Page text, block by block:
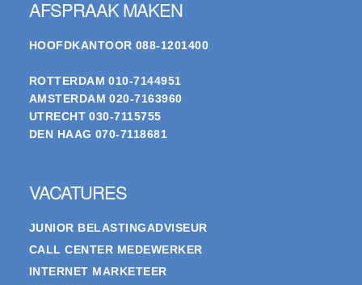
AFSPRAAK MAKEN
HOOFDKANTOOR 088-1201400
ROTTERDAM 010-7144951
AMSTERDAM 020-7163960
UTRECHT 030-7115755
DEN HAAG 070-7118681
VACATURES
JUNIOR BELASTINGADVISEUR
CALL CENTER MEDEWERKER
INTERNET MARKETEER